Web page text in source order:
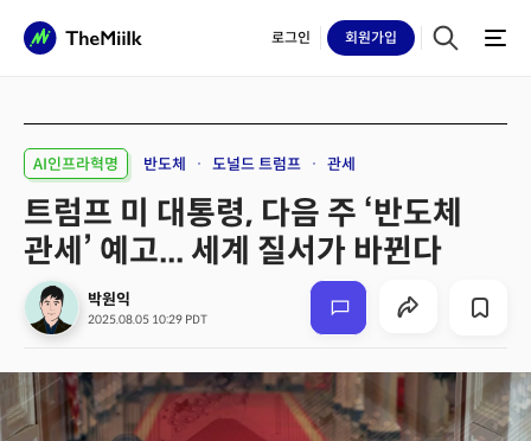
로그인 회원가입
AI인프라혁명 반도체 도널드 트럼프 관세
트럼프 미 대통령, 다음 주 ‘반도체
관세’ 예고... 세계 질서가 바뀐다
박원익
2025.08.05 10:29 PDT